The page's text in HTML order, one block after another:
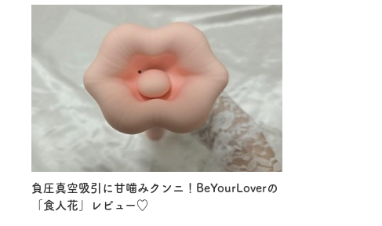
負圧真空吸引に甘噛みクンニ！BeYourLoverの
「食人花」レビュー♡